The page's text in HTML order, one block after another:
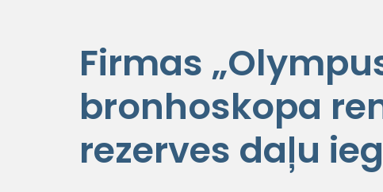
Firmas
bronhoskopa
rezerves daļu